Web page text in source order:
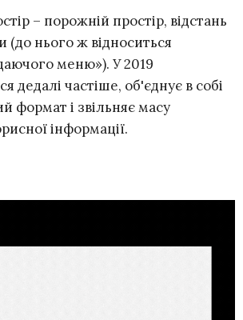
– порожній простір, відстань
нього ж відноситься
меню»). У 2019
дедалі частіше, об'єднує в собі
формат і звільняє масу
інформації.